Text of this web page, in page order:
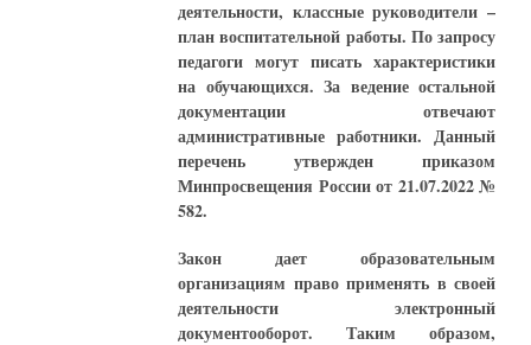
деятельности, классные руководители –
план воспитательной работы. По запросу
педагоги могут писать характеристики
на обучающихся. За ведение остальной
документации отвечают
административные работники. Данный
перечень утвержден приказом
Минпросвещения России от 21.07.2022 №
582.
Закон дает образовательным
организациям право применять в своей
деятельности электронный
документооборот. Таким образом,